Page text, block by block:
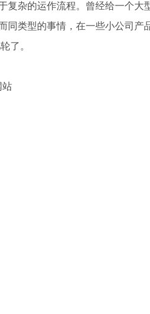
杂的运作流程。曾经给一个大
同类型的事情，在一些小公司产
了。